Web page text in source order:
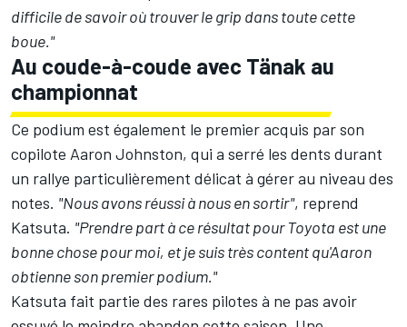
difficile de savoir où trouver le grip dans toute cette
boue."
Au coude-à-coude avec Tänak au
championnat
Ce podium est également le premier acquis par son
copilote Aaron Johnston, qui a serré les dents durant
un rallye particulièrement délicat à gérer au niveau des
notes. "Nous avons réussi à nous en sortir", reprend
Katsuta. "Prendre part à ce résultat pour Toyota est une
bonne chose pour moi, et je suis très content qu'Aaron
obtienne son premier podium."
Katsuta fait partie des rares pilotes à ne pas avoir